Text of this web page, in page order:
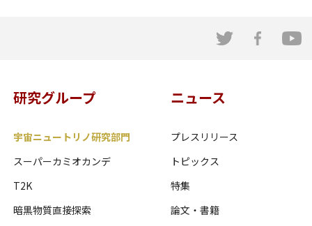
研究グループ
宇宙ニュートリノ研究部門
スーパーカミオカンデ
T2K
暗黒物質直接探索
ニュース
プレスリリース
トピックス
特集
論文・書籍